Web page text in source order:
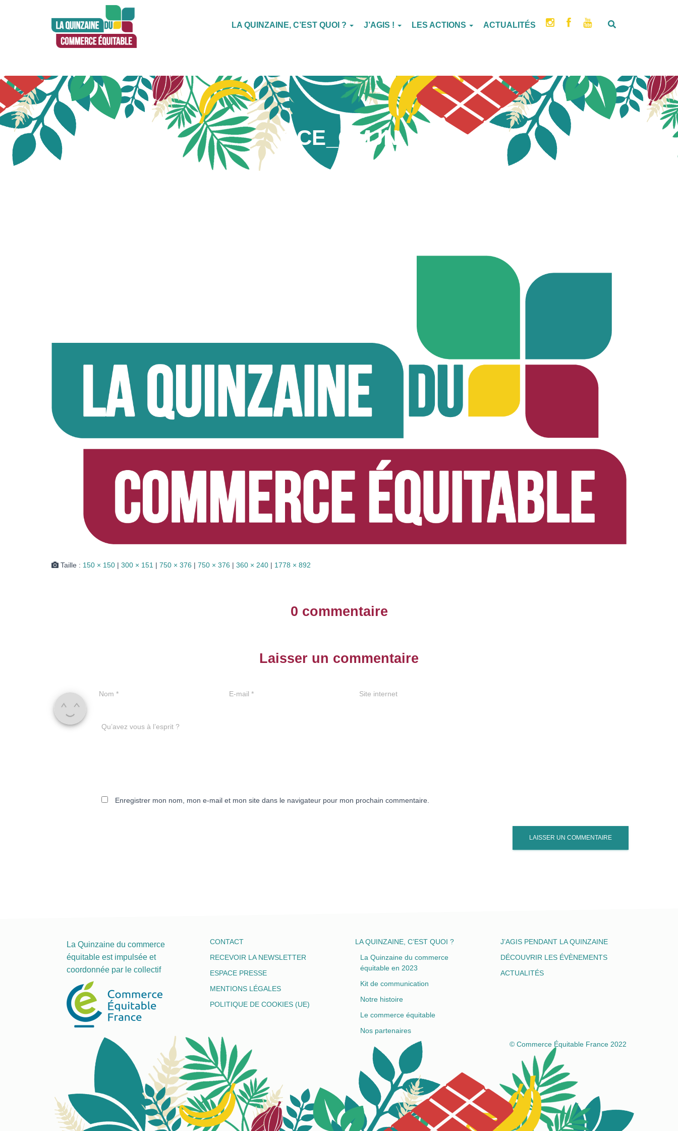
LA QUINZAINE, C’EST QUOI ? J’AGIS ! LES ACTIONS ACTUALITÉS
QCE_CMJN
Taille : 150 × 150 | 300 × 151 | 750 × 376 | 750 × 376 | 360 × 240 | 1778 × 892
0 commentaire
Laisser un commentaire
Nom * E-mail* Site internet
Qu’avez vous à l’esprit ?
Enregistrer mon nom, mon e-mail et mon site dans le navigateur pour mon prochain commentaire.
La Quinzaine du commerce
équitable est impulsée et
coordonnée par le collectif
CONTACT
RECEVOIR LA NEWSLETTER
ESPACE PRESSE
MENTIONS LÉGALES
POLITIQUE DE COOKIES (UE)
LA QUINZAINE, C’EST QUOI ?
La Quinzaine du commerce
équitable en 2023
Kit de communication
Notre histoire
Le commerce équitable
Nos partenaires
J’AGIS PENDANT LA QUINZAINE
DÉCOUVRIR LES ÉVÈNEMENTS
ACTUALITÉS
© Commerce Équitable France 2022